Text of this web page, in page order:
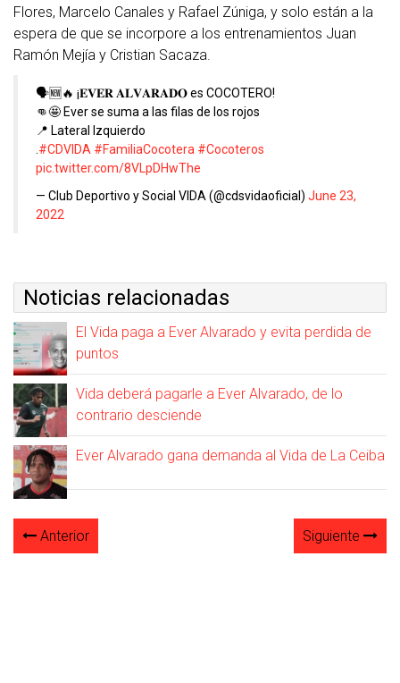
Flores, Marcelo Canales y Rafael Zúniga, y solo están a la
espera de que se incorpore a los entrenamientos Juan
Ramón Mejía y Cristian Sacaza.
🗣🆕🔥 ¡𝐄𝐕𝐄𝐑 𝐀𝐋𝐕𝐀𝐑𝐀𝐃𝐎 es COCOTERO!
👊🤩 Ever se suma a las filas de los rojos
📍 Lateral Izquierdo
#CDVIDA #FamiliaCocotera #Cocoteros
pic.twitter.com/8VLpDHwThe
— Club Deportivo y Social VIDA (@cdsvidaoficial) June 23,
2022
Noticias relacionadas
El Vida paga a Ever Alvarado y evita perdida de
puntos
Vida deberá pagarle a Ever Alvarado, de lo
contrario desciende
Ever Alvarado gana demanda al Vida de La Ceiba
Anterior Siguiente